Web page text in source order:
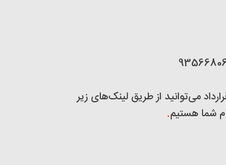
می‌توانید از طریق لینک‌های زیر
شما هستیم.